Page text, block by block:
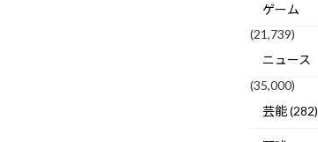
ゲーム
(21,739)
ニュース
(35,000)
芸能 (282)